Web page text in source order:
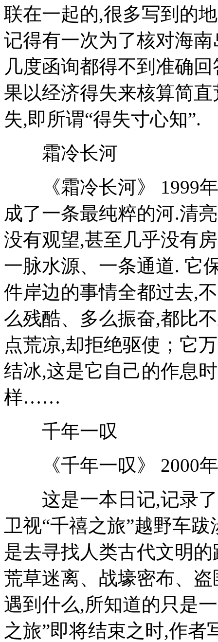
联在一起的,很多写到的
记得有一次为了核对海
几度函询都得不到准确
果以经济得失来核算简
失,即所谓“得失寸心知”.
霜冷长河
《霜冷长河》 1999年
成了一条最纯粹的河.清
没有观望,甚至几乎没有
一脉水源、一条通道. 它
件岸边的事情全都过去,
么残酷、多么振奋,都比
点荒凉,却拒绝驱使；它
结冰,这是它自己的作息
样……
千年一叹
《千年一叹》 2000年
这是一本日记,记录了
卫视“千禧之旅”越野车
是去寻找人类古代文明
荒草迷离、战壕密布、
遇到什么,所知道的只是
之旅”即将结束之时,作者